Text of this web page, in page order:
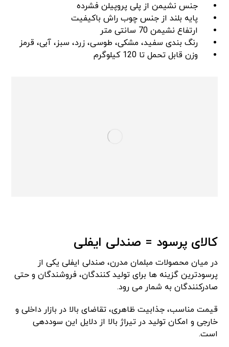
جنس نشیمن از پلی پروپیلن فشرده
پایه بلند از جنس چوب راش باکیفیت
ارتفاع نشیمن 70 سانتی متر
رنگ بندی سفید، مشکی، طوسی، زرد، سبز، آبی، قرمز
وزن قابل تحمل تا 120 کیلوگرم
کالای پرسود = صندلی ایفلی
در میان محصولات مبلمان مدرن، صندلی ایفلی یکی از
پرسودترین گزینه ها برای تولید کنندگان، فروشندگان و حتی
صادرکنندگان به شمار می رود.
قیمت مناسب، جذابیت ظاهری، تقاضای بالا در بازار داخلی و
خارجی و امکان تولید در تیراژ بالا از دلایل این سوددهی
است.